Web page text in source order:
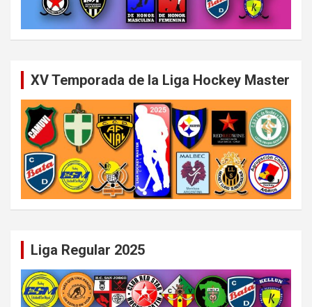
XV Temporada de la Liga Hockey Master
Liga Regular 2025